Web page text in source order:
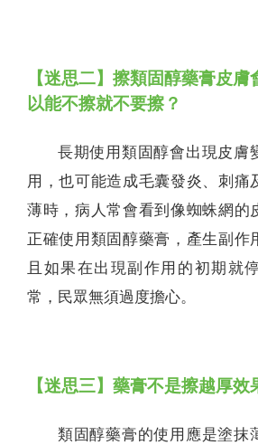
【迷思二】擦類固醇藥膏皮
以能不擦就不要擦？
長期使用類固醇會出現皮膚
用，也可能造成毛囊發炎、刺痛
薄時，病人常會看到像蜘蛛網的
正確使用類固醇藥膏，產生副作
且如果在出現副作用的初期就
常，民眾無須過度擔心。
【迷思三】藥膏不是擦越厚效
類固醇藥膏的使用應是塗抹